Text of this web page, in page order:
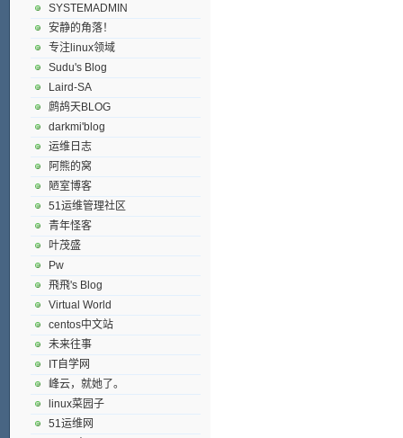
SYSTEMADMIN
安静的角落！
专注linux领域
Sudu's Blog
Laird-SA
鹧鸪天BLOG
darkmi'blog
运维日志
阿熊的窝
陋室博客
51运维管理社区
青年怪客
叶茂盛
Pw
飛飛's Blog
Virtual World
centos中文站
未来往事
IT自学网
峰云，就她了。
linux菜园子
51运维网